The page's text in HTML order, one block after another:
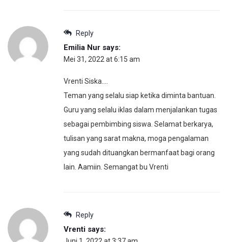
Reply
Emilia Nur says:
Mei 31, 2022 at 6:15 am
Vrenti Siska….
Teman yang selalu siap ketika diminta bantuan.
Guru yang selalu iklas dalam menjalankan tugas
sebagai pembimbing siswa. Selamat berkarya,
tulisan yang sarat makna, moga pengalaman
yang sudah dituangkan bermanfaat bagi orang
lain. Aamiin. Semangat bu Vrenti
Reply
Vrenti says: